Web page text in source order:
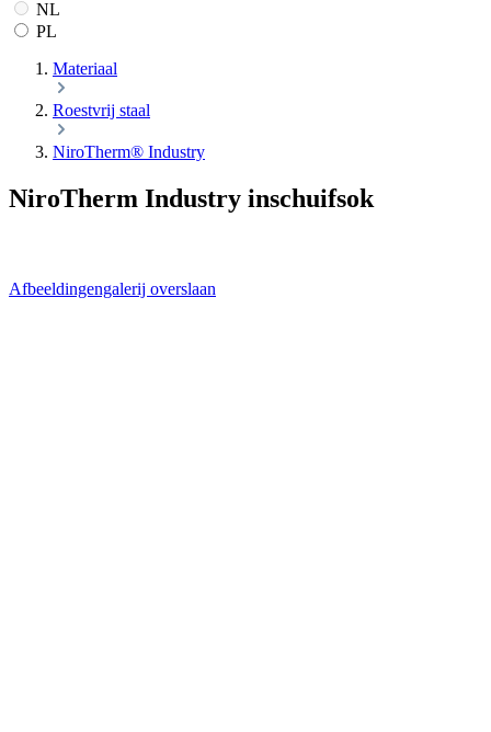
NL
PL
Materiaal
Roestvrij staal
NiroTherm® Industry
NiroTherm Industry inschuifsok
Afbeeldingengalerij overslaan